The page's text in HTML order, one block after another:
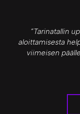
”Tarinatallin
aloittamisesta
viimeisen